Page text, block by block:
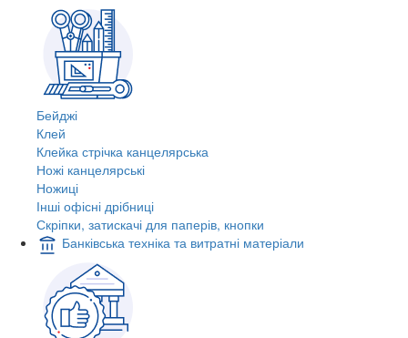
Бейджі
Клей
Клейка стрічка канцелярська
Ножі канцелярські
Ножиці
Інші офісні дрібниці
Скріпки, затискачі для паперів, кнопки
Банківська техніка та витратні матеріали